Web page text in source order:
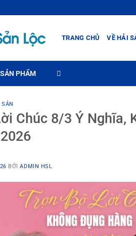
TRANG CHỦ VỀ HẢI
PHẨM
Chúc 8/3 Ý Nghĩa,
BỞIADMIN HSL